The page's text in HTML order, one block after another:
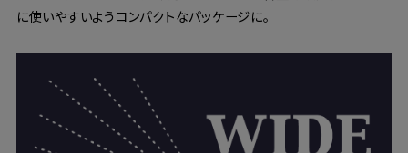
に使いやすいようコンパクトなパッケージに。